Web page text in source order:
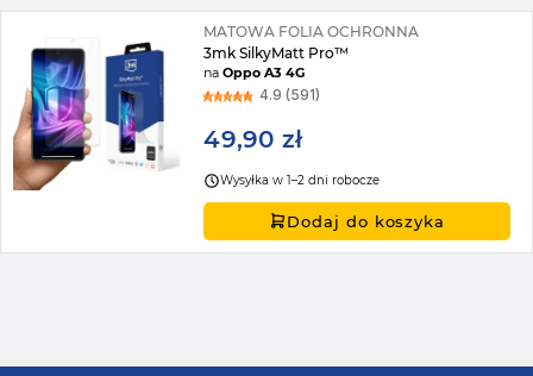
MATOWA FOLIA OCHRONNA
3mk SilkyMatt Pro™
naOppo A3 4G
4.9 (591)
49,90 zł
Wysyłka w 1–2 dni robocze
Dodaj do koszyka